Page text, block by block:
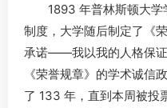
1893 年普林斯顿大
制度，大学随后制定了《
承诺——我以我的人格保
《荣誉规章》的学术诚信
了 133 年，直到本周被投